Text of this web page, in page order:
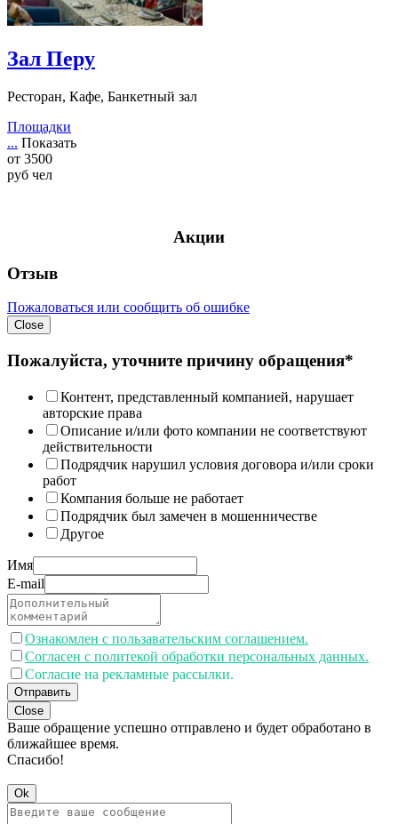
Зал Перу
Ресторан, Кафе, Банкетный зал
Площадки
... Показать
от 3500
руб чел
Акции
Отзыв
Пожаловаться или сообщить об ошибке
Close
Пожалуйста, уточните причину обращения*
Контент, представленный компанией, нарушает
авторские права
Описание и/или фото компании не соответствуют
действительности
Подрядчик нарушил условия договора и/или сроки
работ
Компания больше не работает
Подрядчик был замечен в мошенничестве
Другое
Имя
E-mail
Ознакомлен с пользавательским соглашением.
Согласен с политекой обработки персональных данных.
Согласие на рекламные рассылки.
Отправить
Close
Ваше обращение успешно отправлено и будет обработано в
ближайшее время.
Спасибо!
Ok